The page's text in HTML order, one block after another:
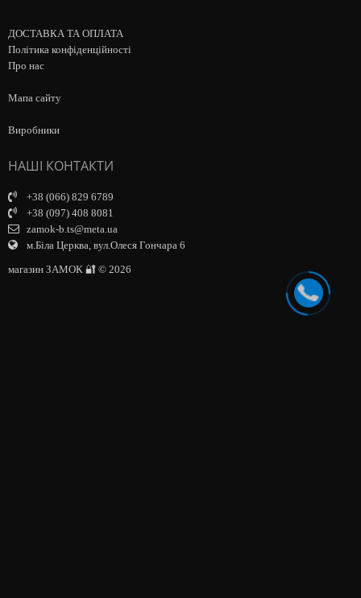
ДОСТАВКА ТА ОПЛАТА
Політика конфіденційності
Про нас
Мапа сайту
Виробники
НАШІ КОНТАКТИ
+38 (066) 829 6789
+38 (097) 408 8081
zamok-b.ts@meta.ua
м.Біла Церква, вул.Олеся Гончара 6
магазин ЗАМОК 🔐 © 2026